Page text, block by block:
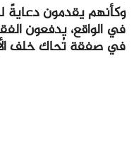
وكأنهم يقدمون دعايةً
في الواقع، يدفعون
في صفقة تُحاك خلف